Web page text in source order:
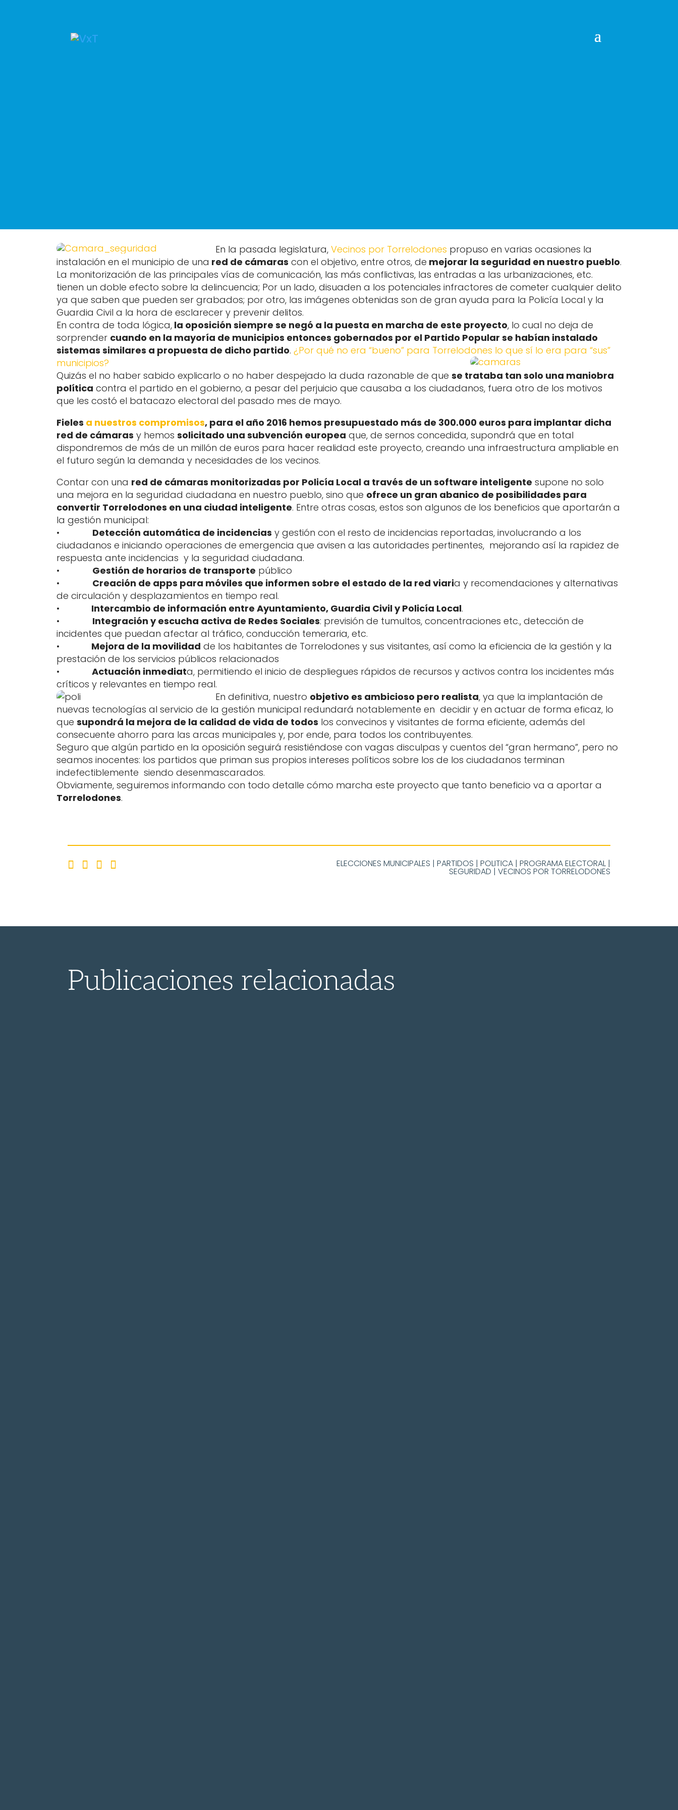
En la pasada legislatura, Vecinos por Torrelodones propuso en varias ocasiones la
instalación en el municipio de una red de cámaras con el objetivo, entre otros, de mejorar la seguridad en nuestro pueblo.
La monitorización de las principales vías de comunicación, las más conflictivas, las entradas a las urbanizaciones, etc.
tienen un doble efecto sobre la delincuencia; Por un lado, disuaden a los potenciales infractores de cometer cualquier delito
ya que saben que pueden ser grabados; por otro, las imágenes obtenidas son de gran ayuda para la Policía Local y la
Guardia Civil a la hora de esclarecer y prevenir delitos.
En contra de toda lógica, la oposición siempre se negó a la puesta en marcha de este proyecto, lo cual no deja de
sorprender cuando en la mayoría de municipios entonces gobernados por el Partido Popular se habían instalado
sistemas similares a propuesta de dicho partido. ¿Por qué no era “bueno” para Torrelodones lo que sí lo era para “sus”
municipios?
Quizás el no haber sabido explicarlo o no haber despejado la duda razonable de que se trataba tan solo una maniobra
política contra el partido en el gobierno, a pesar del perjuicio que causaba a los ciudadanos, fuera otro de los motivos
que les costó el batacazo electoral del pasado mes de mayo.
Fieles a nuestros compromisos, para el año 2016 hemos presupuestado más de 300.000 euros para implantar dicha
red de cámaras y hemos solicitado una subvención europea que, de sernos concedida, supondrá que en total
dispondremos de más de un millón de euros para hacer realidad este proyecto, creando una infraestructura ampliable en
el futuro según la demanda y necesidades de los vecinos.
Contar con una red de cámaras monitorizadas por Policía Local a través de un software inteligente supone no solo
una mejora en la seguridad ciudadana en nuestro pueblo, sino que ofrece un gran abanico de posibilidades para
convertir Torrelodones en una ciudad inteligente. Entre otras cosas, estos son algunos de los beneficios que aportarán a
la gestión municipal:
• Detección automática de incidencias y gestión con el resto de incidencias reportadas, involucrando a los
ciudadanos e iniciando operaciones de emergencia que avisen a las autoridades pertinentes, mejorando así la rapidez de
respuesta ante incidencias y la seguridad ciudadana.
• Gestión de horarios de transporte público
• Creación de apps para móviles que informen sobre el estado de la red viaria y recomendaciones y alternativas
de circulación y desplazamientos en tiempo real.
•
Intercambio de información entre Ayuntamiento, Guardia Civil y Policía Local.
• Integración y escucha activa de Redes Sociales: previsión de tumultos, concentraciones etc., detección de
incidentes que puedan afectar al tráfico, conducción temeraria, etc.
•
Mejora de la movilidad de los habitantes de Torrelodones y sus visitantes, así como la eficiencia de la gestión y la
prestación de los servicios públicos relacionados
•
Actuación inmediata, permitiendo el inicio de despliegues rápidos de recursos y activos contra los incidentes más
críticos y relevantes en tiempo real.
En definitiva, nuestro objetivo es ambicioso pero realista, ya que la implantación de
nuevas tecnologías al servicio de la gestión municipal redundará notablemente en decidir y en actuar de forma eficaz, lo
que supondrá la mejora de la calidad de vida de todos los convecinos y visitantes de forma eficiente, además del
consecuente ahorro para las arcas municipales y, por ende, para todos los contribuyentes.
Seguro que algún partido en la oposición seguirá resistiéndose con vagas disculpas y cuentos del “gran hermano”, pero no
seamos inocentes: los partidos que priman sus propios intereses políticos sobre los de los ciudadanos terminan
indefectiblemente siendo desenmascarados.
Obviamente, seguiremos informando con todo detalle cómo marcha este proyecto que tanto beneficio va a aportar a
Torrelodones.
ELECCIONES MUNICIPALES | PARTIDOS | POLITICA| PROGRAMA ELECTORAL|
SEGURIDAD | VECINOS POR TORRELODONES
Publicaciones relacionadas